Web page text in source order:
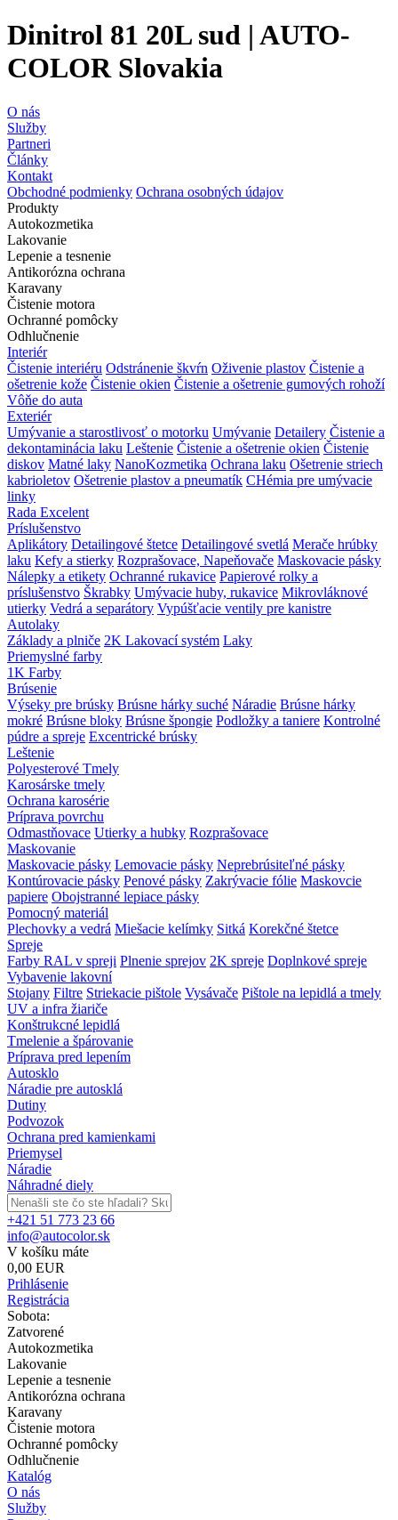
Dinitrol 81 20L sud | AUTO-
COLOR Slovakia
O nás
Služby
Partneri
Články
Kontakt
Obchodné podmienky Ochrana osobných údajov
Produkty
Autokozmetika
Lakovanie
Lepenie a tesnenie
Antikorózna ochrana
Karavany
Čistenie motora
Ochranné pomôcky
Odhlučnenie
Interiér
Čistenie interiéru Odstránenie škvŕn Oživenie plastov Čistenie a
ošetrenie kože Čistenie okien Čistenie a ošetrenie gumových rohoží
Vôňe do auta
Exteriér
Umývanie a starostlivosť o motorku Umývanie Detailery Čistenie a
dekontaminácia laku Leštenie Čistenie a ošetrenie okien Čistenie
diskov Matné laky NanoKozmetika Ochrana laku Ošetrenie striech
kabrioletov Ošetrenie plastov a pneumatík CHémia pre umývacie
linky
Rada Excelent
Príslušenstvo
Aplikátory Detailingové štetce Detailingové svetlá Merače hrúbky
laku Kefy a stierky Rozprašovace, Napeňovače Maskovacie pásky
Nálepky a etikety Ochranné rukavice Papierové rolky a
príslušenstvo Škrabky Umývacie huby, rukavice Mikrovláknové
utierky Vedrá a separátory Vypúšťacie ventily pre kanistre
Autolaky
Základy a plniče 2K Lakovací systém Laky
Priemyslné farby
1K Farby
Brúsenie
Výseky pre brúsky Brúsne hárky suché Náradie Brúsne hárky
mokré Brúsne bloky Brúsne špongie Podložky a taniere Kontrolné
púdre a spreje Excentrické brúsky
Leštenie
Polyesterové Tmely
Karosárske tmely
Ochrana karosérie
Príprava povrchu
Odmastňovace Utierky a hubky Rozprašovace
Maskovanie
Maskovacie pásky Lemovacie pásky Neprebrúsiteľné pásky
Kontúrovacie pásky Penové pásky Zakrývacie fólie Maskovcie
papiere Obojstranné lepiace pásky
Pomocný materiál
Plechovky a vedrá Miešacie kelímky Sitká Korekčné štetce
Spreje
Farby RAL v spreji Plnenie sprejov 2K spreje Doplnkové spreje
Vybavenie lakovní
Stojany Filtre Striekacie pištole Vysávače Pištole na lepidlá a tmely
UV a infra žiariče
Konštrukcné lepidlá
Tmelenie a špárovanie
Príprava pred lepením
Autosklo
Náradie pre autosklá
Dutiny
Podvozok
Ochrana pred kamienkami
Priemysel
Náradie
Náhradné diely
+421 51 773 23 66
info@autocolor.sk
V košíku máte
0,00 EUR
Prihlásenie
Registrácia
Sobota:
Zatvorené
Autokozmetika
Lakovanie
Lepenie a tesnenie
Antikorózna ochrana
Karavany
Čistenie motora
Ochranné pomôcky
Odhlučnenie
Katalóg
O nás
Služby